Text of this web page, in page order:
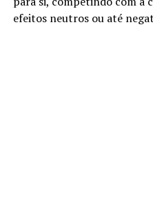
efeitos neutros ou até